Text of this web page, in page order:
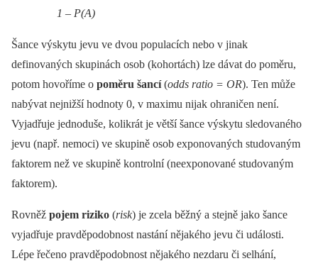
1 –⁠ P(A)
Šance výskytu jevu ve dvou populacích nebo v jinak
definovaných skupinách osob (kohortách) lze dávat do poměru,
potom hovoříme o poměru šancí(odds ratio = OR). Ten může
nabývat nejnižší hodnoty 0, v maximu nijak ohraničen není.
Vyjadřuje jednoduše, kolikrát je větší šance výskytu sledovaného
jevu (např. nemoci) ve skupině osob exponovaných studovaným
faktorem než ve skupině kontrolní (neexponované studovaným
faktorem).
Rovněž pojem riziko (risk) je zcela běžný a stejně jako šance
vyjadřuje pravděpodobnost nastání nějakého jevu či události.
Lépe řečeno pravděpodobnost nějakého nezdaru či selhání,